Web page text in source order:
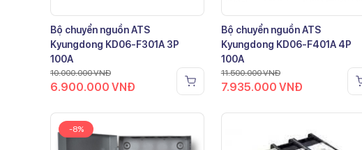
Bộ chuyển nguồn ATS
Kyungdong KD06-F301A 3P
100A
10.000.000VNĐ
6.900.000 VNĐ
Bộ chuyển nguồn ATS
Kyungdong KD06-F401A 4P
100A
11.500.000VNĐ
7.935.000 VNĐ
-8%